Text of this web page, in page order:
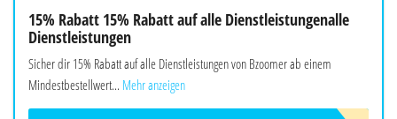
15% Rabatt 15% Rabatt auf alle Dienstleistungenalle
Dienstleistungen
Sicher dir 15% Rabatt auf alle Dienstleistungen von Bzoomer ab einem
Mindestbestellwert... Mehr anzeigen